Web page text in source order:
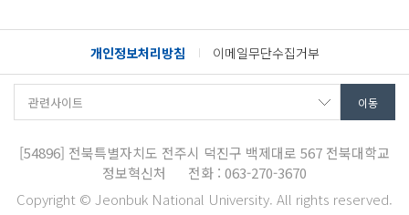
개인정보처리방침 이메일무단수집거부
[54896] 전북특별자치도 전주시 덕진구 백제대로 567 전북대학교
정보혁신처
전화 : 063-270-3670
Copyright © Jeonbuk National University. All rights reserved.